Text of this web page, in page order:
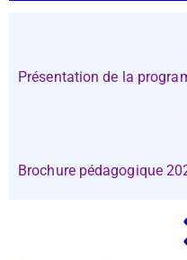
Présentation de la
Brochure pédagogique